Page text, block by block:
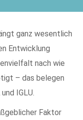
ganz wesentlich
Entwicklung
nach wie
– das belegen
IGLU.
Faktor